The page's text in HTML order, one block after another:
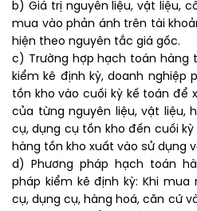
b) Giá trị nguyên liệu, vật liệu,
mua vào phản ánh trên tài
hiện theo nguyên tắc giá gốc.
c) Trường hợp hạch toán hàng
kiểm kê định kỳ, doanh nghiệp
tồn kho vào cuối kỳ kế toán để
của từng nguyên liệu, vật liệu,
cụ, dụng cụ tồn kho đến cuối
hàng tồn kho xuất vào sử dụng
d) Phương pháp hạch toán
pháp kiểm kê định kỳ: Khi mua
cụ, dụng cụ, hàng hoá, căn cứ